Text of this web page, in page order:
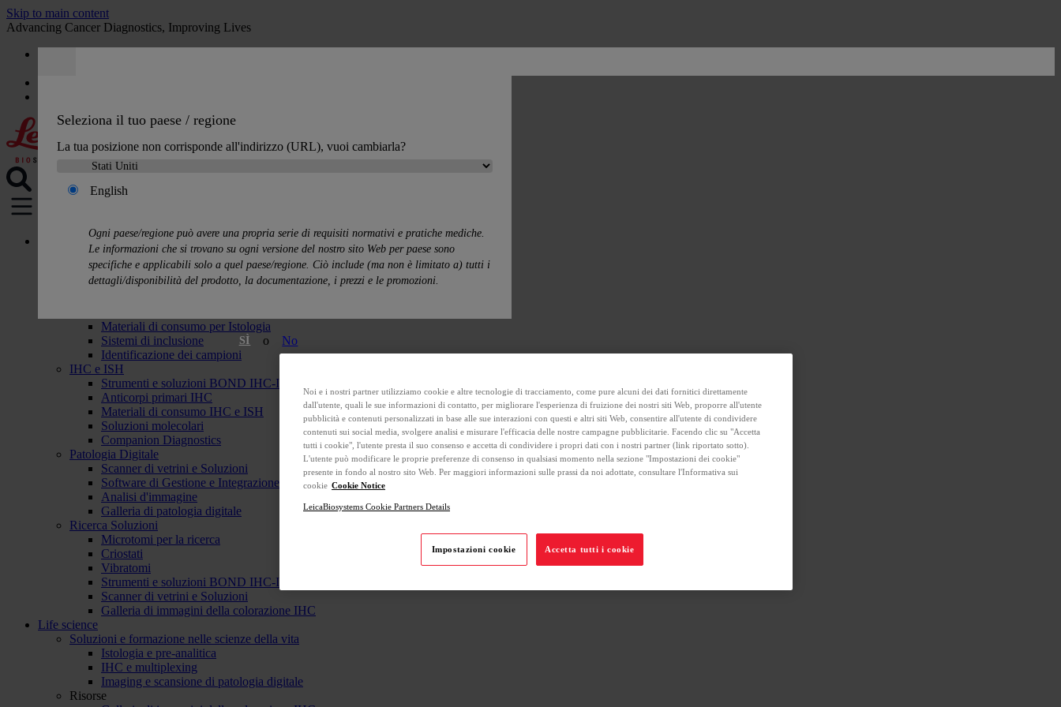
Skip to main content
Advancing Cancer Diagnostics, Improving Lives
Seleziona il tuo paese / regione
La tua posizione non corrisponde all'indirizzo (URL), vuoi cambiarla?
English
Ogni paese/regione può avere una propria serie di requisiti normativi e pratiche mediche.
Le informazioni che si trovano su ogni versione del nostro sito Web per paese sono
specifiche e applicabili solo a quel paese/regione. Ciò include (ma non è limitato a) tutti i
dettagli/disponibilità del prodotto, la documentazione, i prezzi e le promozioni.
SÌ o No
Soluzioni di istologia
Processatori di tessuti
Coloratori e coprivetrini
Materiali di consumo per Istologia
Sistemi di inclusione
Identificazione dei campioni
IHC e ISH
Strumenti e soluzioni BOND IHC-ISH
Anticorpi primari IHC
Materiali di consumo IHC e ISH
Soluzioni molecolari
Companion Diagnostics
Patologia Digitale
Scanner di vetrini e Soluzioni
Software di Gestione e Integrazione
Analisi d'immagine
Galleria di patologia digitale
Ricerca Soluzioni
Microtomi per la ricerca
Criostati
Vibratomi
Strumenti e soluzioni BOND IHC-ISH
Scanner di vetrini e Soluzioni
Galleria di immagini della colorazione IHC
Life science
Soluzioni e formazione nelle scienze della vita
Istologia e pre-analitica
IHC e multiplexing
Imaging e scansione di patologia digitale
Risorse
Noi e i nostri partner utilizziamo cookie e altre tecnologie di tracciamento, come pure alcuni dei dati fornitici direttamente
dall'utente, quali le sue informazioni di contatto, per migliorare l'esperienza di fruizione dei nostri siti Web, proporre all'utente
pubblicità e contenuti personalizzati in base alle sue interazioni con questi e altri siti Web, consentire all'utente di condividere
contenuti sui social media, svolgere analisi e misurare l'efficacia delle nostre campagne pubblicitarie. Facendo clic su "Accetta
tutti i cookie", l'utente presta il suo consenso e accetta di condividere i propri dati con i nostri partner (link riportato sotto).
L'utente può modificare le proprie preferenze di consenso in qualsiasi momento nella sezione "Impostazioni dei cookie"
presente in fondo al nostro sito Web. Per maggiori informazioni sulle prassi da noi adottate, consultare l'Informativa sui
cookie Cookie Notice
LeicaBiosystems Cookie Partners Details
Impostazioni cookie Accetta tutti i cookie